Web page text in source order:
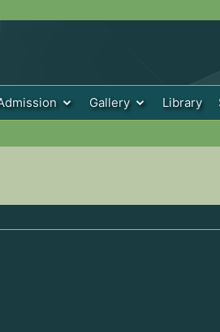
Gallery Library